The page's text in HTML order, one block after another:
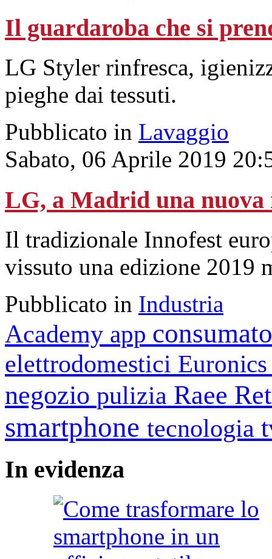
Il guardaroba che si
LG Styler rinfresca,
pieghe dai tessuti.
Pubblicato in Lavaggio
Sabato, 06 Aprile 2019
LG, a Madrid una nuova
Il tradizionale Innofest
vissuto una edizione 2019
Pubblicato in Industria
Academy app
elettrodomestici
negozio pulizia Raee
smartphone tecnologia
In evidenza